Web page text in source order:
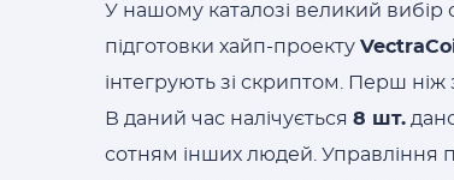
У нашому каталозі великий вибір
підготовки хайп-проекту
інтегрують зі скриптом. Перш
В даний час налічується 8 шт.
сотням інших людей. Управління